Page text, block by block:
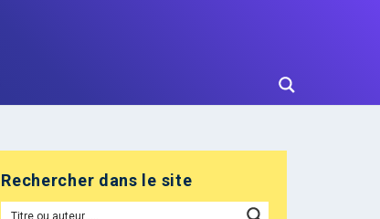
Rechercher dans le site